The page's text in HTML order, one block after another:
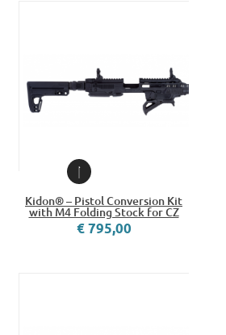
Kidon® – Pistol Conversion Kit
with M4 Folding Stock for CZ
€ 795,00